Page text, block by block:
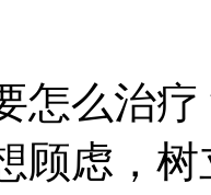
怎么治
顾虑，